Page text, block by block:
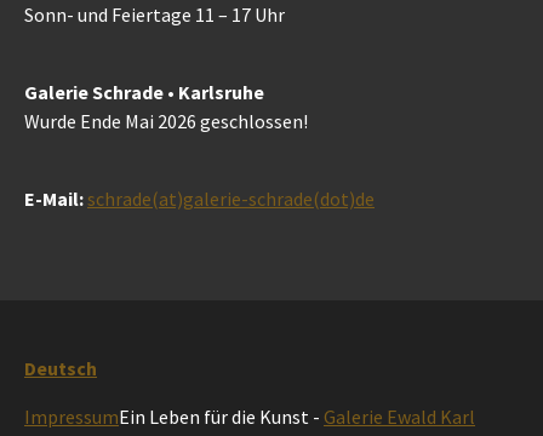
Sonn- und Feiertage 11 – 17 Uhr
Galerie Schrade • Karlsruhe
Wurde Ende Mai 2026 geschlossen!
E-Mail:schrade(at)galerie-schrade(dot)de
Deutsch
ImpressumEin Leben für die Kunst - Galerie Ewald Karl